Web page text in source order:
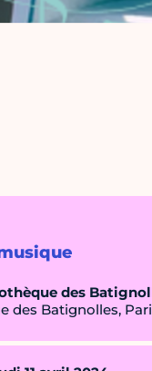
des
des Batignolles,